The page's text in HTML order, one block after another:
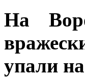
На
упали